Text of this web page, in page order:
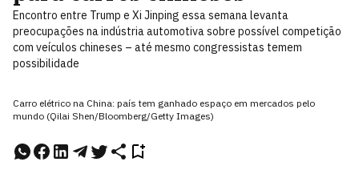
Encontro entre Trump e Xi Jinping essa semana levanta
preocupações na indústria automotiva sobre possível competição
com veículos chineses – até mesmo congressistas temem
possibilidade
Carro elétrico na China: país tem ganhado espaço em mercados pelo
mundo (Qilai Shen/Bloomberg/Getty Images)